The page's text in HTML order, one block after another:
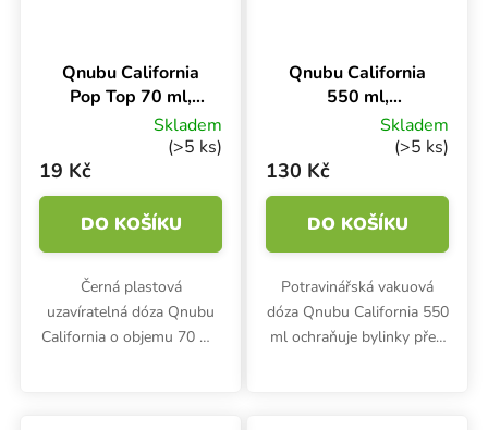
Qnubu California
Pop Top 70 ml,
uzavíratelná
kapesní dóza
Skladem
(>5 ks)
19 Kč
DO KOŠÍKU
Černá plastová
uzavíratelná dóza Qnubu
California o objemu 70 ml.
Qnubu California
550 ml,
podtlaková dóza
Skladem
(>5 ks)
130 Kč
DO KOŠÍKU
Potravinářská vakuová
dóza Qnubu California 550
ml ochraňuje bylinky před